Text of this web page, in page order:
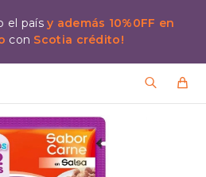
el paísy además 10%0FF en
con Scotia crédito!